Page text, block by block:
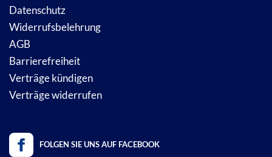
Datenschutz
Widerrufsbelehrung
AGB
Barrierefreiheit
Verträge kündigen
Verträge widerrufen
FOLGEN SIE UNS AUF FACEBOOK